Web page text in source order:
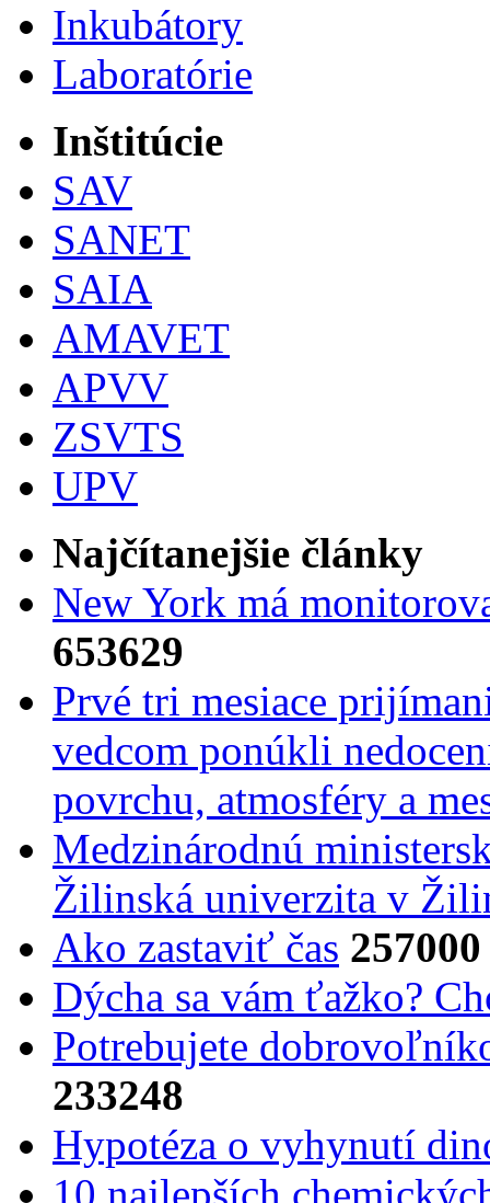
Inkubátory
Laboratórie
Inštitúcie
SAV
SANET
SAIA
AMAVET
APVV
ZSVTS
UPV
Najčítanejšie články
New York má
653629
Prvé tri mesiace
vedcom ponúkli
povrchu, atmosféry a
Medzinárodnú
Žilinská univerzita v
Ako zastaviť čas 257000
Dýcha sa vám ťažko?
Potrebujet​e
233248
Hypotéza o vyhynutí